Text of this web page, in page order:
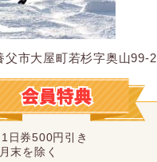
父市大屋町若杉字奥山99-2
日券500円引き
末を除く